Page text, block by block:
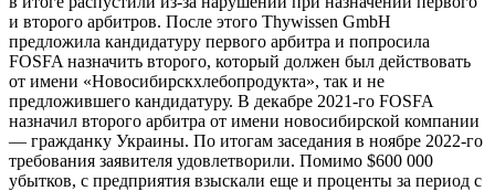
и второго арбитров. После этого Thywissen GmbH
предложила кандидатуру первого арбитра и попросила
FOSFA назначить второго, который должен был действовать
от имени «Новосибирскхлебопродукта», так и не
предложившего кандидатуру. В декабре 2021-го FOSFA
назначил второго арбитра от имени новосибирской компании
— гражданку Украины. По итогам заседания в ноябре 2022-го
требования заявителя удовлетворили. Помимо $600 000
убытков, с предприятия взыскали еще и проценты за период с